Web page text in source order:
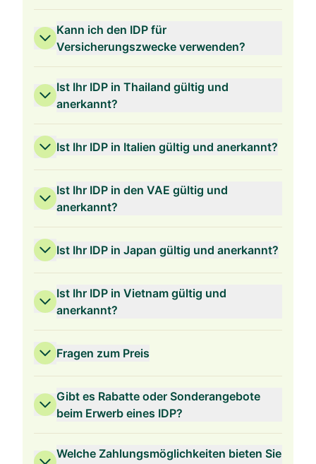
Kann ich den IDP für
Versicherungszwecke verwenden?
Ist Ihr IDP in Thailand gültig und
anerkannt?
Ist Ihr IDP in Italien gültig und anerkannt?
Ist Ihr IDP in den VAE gültig und
anerkannt?
Ist Ihr IDP in Japan gültig und anerkannt?
Ist Ihr IDP in Vietnam gültig und
anerkannt?
Fragen zum Preis
3 Jahre Gültigkeit
Gibt es Rabatte oder Sonderangebote
beim Erwerb eines IDP?
Welche Zahlungsmöglichkeiten bieten Sie